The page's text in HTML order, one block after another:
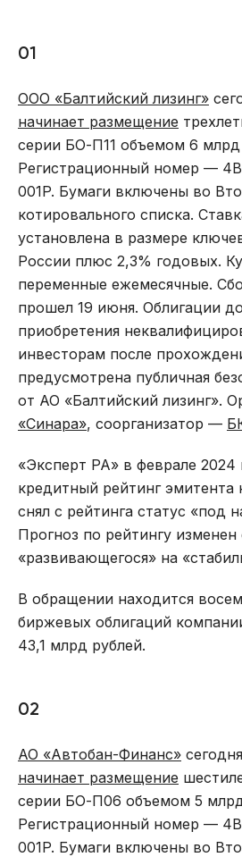
01
ООО «Балтийский лизинг»
начинает размещение
серии БО-П11 объемом 6 млрд
Регистрационный номер —
001P. Бумаги включены во
котировального списка.
установлена в размере
России плюс 2,3% годовых.
переменные ежемесячные.
прошел 19 июня. Облигации
приобретения
инвесторам после
предусмотрена публичная
от АО «Балтийский лизинг».
«Синара», соорганизатор —
«Эксперт РА» в феврале 2024
кредитный рейтинг
снял с рейтинга статус «под
Прогноз по рейтингу изменен
«развивающегося» на
В обращении находится
биржевых облигаций
43,1 млрд рублей.
02
АО «Автобан-Финанс»
начинает размещение
серии БО-П06 объемом 5
Регистрационный номер —
001P. Бумаги включены во